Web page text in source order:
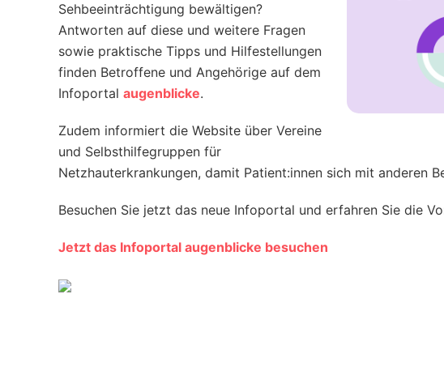
Sehbeeinträchtigung bewältigen?
Antworten auf diese und weitere Fragen
sowie praktische Tipps und Hilfestellungen
finden Betroffene und Angehörige auf dem
Infoportal augenblicke.
Zudem informiert die Website über Vereine
und Selbsthilfegruppen für
Netzhauterkrankungen, damit Patient:innen sich mit anderen
Besuchen Sie jetzt das neue Infoportal und erfahren Sie die
Jetzt das Infoportal augenblicke besuchen